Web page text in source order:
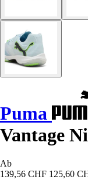
Puma
Vantage
Ab
139,56 CHF 125,60